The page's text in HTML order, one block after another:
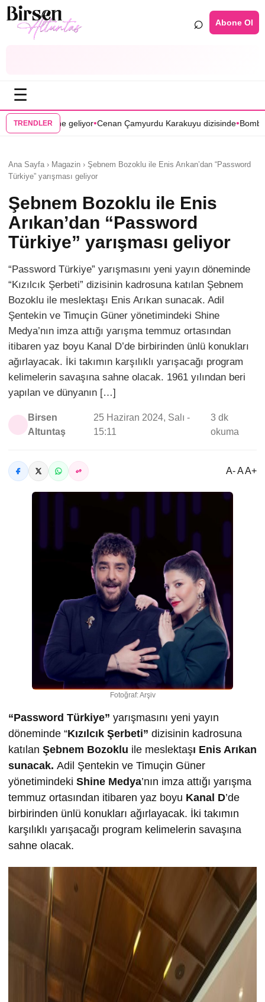
⌕ Abone Ol
☰
TRENDLER
•Cenan Çamyurdu Karakuyu dizisinde•Bomba transfer! Caner
Ana Sayfa › Magazin › Şebnem Bozoklu ile Enis Arıkan’dan “Password
Türkiye” yarışması geliyor
Şebnem Bozoklu ile Enis
Arıkan’dan “Password
Türkiye” yarışması geliyor
“Password Türkiye” yarışmasını yeni yayın döneminde
“Kızılcık Şerbeti” dizisinin kadrosuna katılan Şebnem
Bozoklu ile meslektaşı Enis Arıkan sunacak. Adil
Şentekin ve Timuçin Güner yönetimindeki Shine
Medya’nın imza attığı yarışma temmuz ortasından
itibaren yaz boyu Kanal D’de birbirinden ünlü konukları
ağırlayacak. İki takımın karşılıklı yarışacağı program
kelimelerin savaşına sahne olacak. 1961 yılından beri
yapılan ve dünyanın […]
Birsen
Altuntaş
25 Haziran 2024, Salı -
15:11
3 dk
okuma
A- A A+
Fotoğraf: Arşiv
“Password Türkiye” yarışmasını yeni yayın
döneminde “Kızılcık Şerbeti” dizisinin kadrosuna
katılan Şebnem Bozoklu ile meslektaşı Enis Arıkan
sunacak. Adil Şentekin ve Timuçin Güner
yönetimindeki Shine Medya’nın imza attığı yarışma
temmuz ortasından itibaren yaz boyu Kanal D’de
birbirinden ünlü konukları ağırlayacak. İki takımın
karşılıklı yarışacağı program kelimelerin savaşına
sahne olacak.